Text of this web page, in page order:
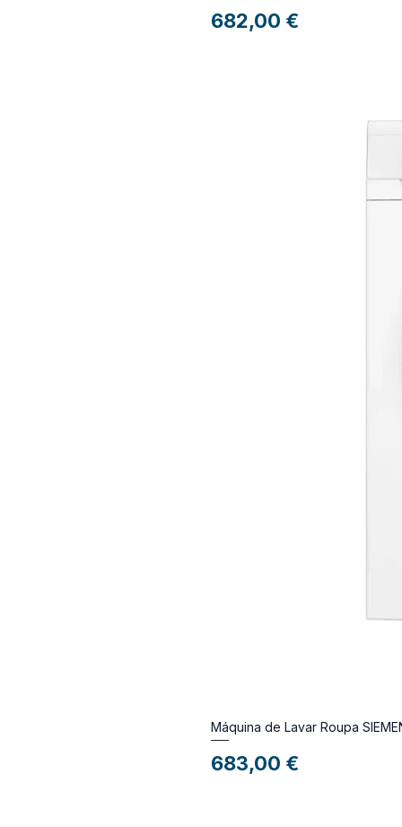
Preço
682,00 €
Máquina de Lavar Roupa
Preço
683,00 €